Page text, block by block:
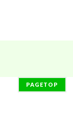
PAGETOP